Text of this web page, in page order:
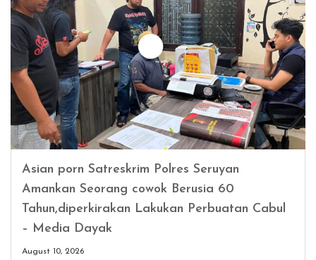
Asian porn Satreskrim Polres Seruyan
Amankan Seorang cowok Berusia 60
Tahun,diperkirakan Lakukan Perbuatan Cabul
– Media Dayak
August 10, 2026